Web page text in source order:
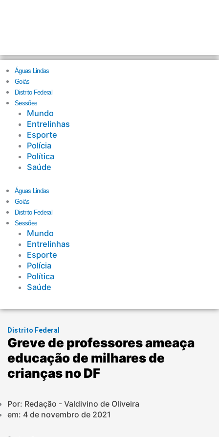
Águas Lindas
Goiás
Distrito Federal
Sessões
Mundo
Entrelinhas
Esporte
Polícia
Política
Saúde
Águas Lindas
Goiás
Distrito Federal
Sessões
Mundo
Entrelinhas
Esporte
Polícia
Política
Saúde
Distrito Federal
Greve de professores ameaça
educação de milhares de
crianças no DF
Por: Redação - Valdivino de Oliveira
em: 4 de novembro de 2021